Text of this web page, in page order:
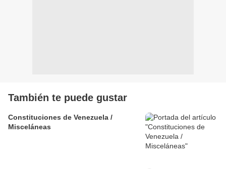
También te puede gustar
Constituciones de Venezuela /
Misceláneas